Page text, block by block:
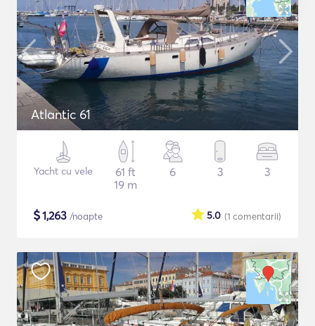
Atlantic 61
Yacht cu vele
61 ft
19 m
6 3 3
$1,263 /noapte (1 comentarii)
5.0